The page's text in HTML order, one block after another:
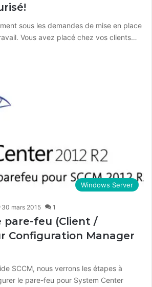
sous les demandes de mise en place
Vous avez placé chez vos clients…
Windows Server
30 mars 2015 1
pare-feu (Client /
Configuration Manager
SCCM, nous verrons les étapes à
le pare-feu pour System Center